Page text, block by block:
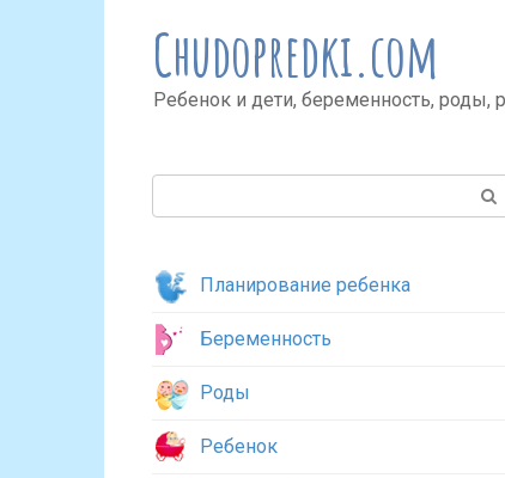
Chudopredki.com
Ребенок и дети, беременность, роды,
Планирование ребенка
Беременность
Роды
Ребенок